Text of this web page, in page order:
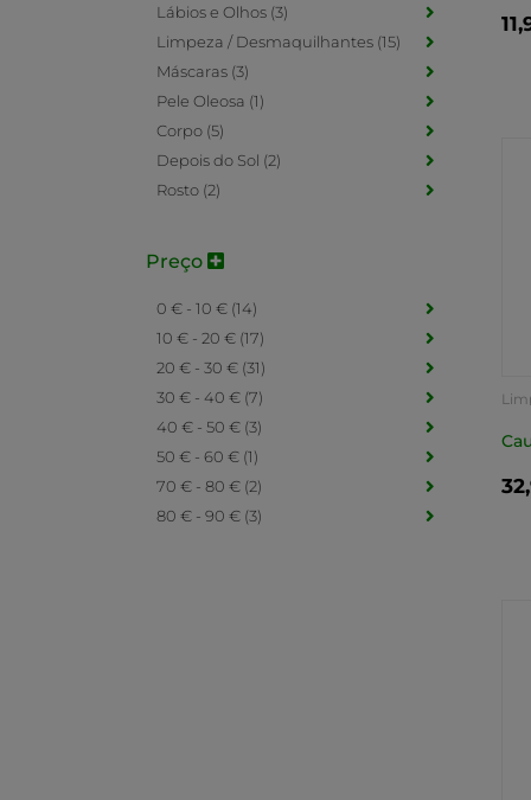
Lábios e Olhos (3)
Limpeza / Desmaquilhantes (15)
Máscaras (3)
Pele Oleosa (1)
Corpo (5)
Depois do Sol (2)
Rosto (2)
Preço
0 € - 10 € (14)
10 € - 20 € (17)
20 € - 30 € (31)
30 € - 40 € (7)
40 € - 50 € (3)
50 € - 60 € (1)
70 € - 80 € (2)
80 € - 90 € (3)